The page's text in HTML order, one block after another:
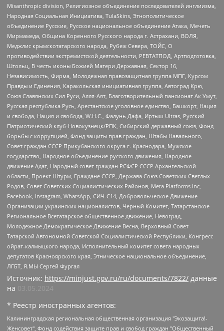
Misanthropic division, Религиозное объединение последователей инглиизма,
Народная Социальная Инициатива, TulaSkins, Этнополитическое
объединение Русские, Русское национальное объединение Атака, Мечеть
Мирмамеда, Община Коренного Русского народа г. Астрахани, ВОЛЯ,
Меджлис крымскотатарского народа, Рубеж Севера, ТОЙС, О
противодействии экстремистской деятельности, РЕВТАТПОД, Артподготовка,
Штольц, В честь иконы Божией Матери Державная, Сектор 16,
Независимость, Фирма, Молодежная правозащитная группа МПГ, Курсом
Правды и Единения, Каракольская инициативная группа, Автоград Крю,
Союз Славянских Сил Руси, Алля-Аят, Благотворительный пансионат Ак Умут,
Русская республика Русь, Арестантское уголовное единство, Башкорт, Нация
и свобода, Нация и свобода, W.H.С., Фалунь Дафа, Иртыш Ultras, Русский
Патриотический клуб-Новокузнецк/РПК, Сибирский державный союз, Фонд
борьбы с коррупцией, Фонд защиты прав граждан, Штабы Навального,
Совет граждан СССР Прикубанского округа г. Краснодара, Мужское
государство, Народное объединение русского движения, Народное
движение Адат, Народный совет граждан РСФСР СССР Архангельской
области, Проект Штурм, Граждане СССР, Держава Союз Советских Светлых
Родов, Совет Советских Социалистических Районов, Meta Platforms Inc,
Facebook, Instagram, WhatsApp, СИЧ-С14, Добровольческое Движение
Организации украинских националистов, Черный Комитет, Татарстанское
Региональное Всетатарское общественное движение, Невоград,
Молодежное Демократическое Движение Весна, Верховный Совет
Татарской Автономной Советской Социалистической Республики, Конгресс
ойрат-калмыцкого народа, Исполнительный комитет совета народных
депутатов Красноярского края, Этническое национальное объединение,
ЛГБТ, Я.МЫ Сергей Фургал
Источник: https://minjust.gov.ru/ru/documents/7822/ данные
на 03.05.2024
* Реестр иностранных агентов:
Калининградская региональная общественная организация "Экозащита!-Женсовет", Фонд содействия защите прав и свобод граждан "Общественный вердикт", Фонд "Институт Развития Свободы Информации", Частное учреждение "Информационное агентство МЕМО. РУ", Региональная общественная организация "Общественная комиссия по сохранению наследия академика Сахарова", Фонд поддержки свободы прессы, Санкт-Петербургская общественная правозащитная организация "Гражданский контроль", Межрегиональная общественная организация "Информационно-просветительский центр "Мемориал", Региональный Фонд "Центр Защиты Прав Средств Массовой Информации", с 05.12.2023 Фонд "Центр Защиты Прав Средств массовой информации", Региональная общественная благотворительная организация помощи беженцам и мигрантам "Гражданское содействие", Негосударственное образовательное учреждение дополнительного профессионального образования (повышение квалификации) специалистов "АКАДЕМИЯ ПО ПРАВАМ ЧЕЛОВЕКА", Свердловская региональная общественная организация "Сутяжник", Автономная некоммерческая организация "Центр независимых социологических исследований", Союз общественных объединений "Российский исследовательский центр по правам человека", Региональное общественное учреждение научно-информационный центр "МЕМОРИАЛ", Некоммерческая организация "Фонд защиты гласности", Автономная некоммерческая организация "Институт прав человека", Городская общественная организация "Екатеринбургское общество "МЕМОРИАЛ", Городская общественная организация "Рязанское историко-просветительское и правозащитное общество "Мемориал" (Рязанский Мемориал), Челябинский региональный орган общественной самодеятельности – женское общественное объединение "Женщины Евразии", Челябинский региональный орган общественной самодеятельности "Уральская правозащитная группа", Фонд содействия защите здоровья и социальной справедливости имени Андрея Рылькова, Автономная Некоммерческая Организация "Аналитический Центр Юрия Левады", Автономная некоммерческая организация социальной поддержки населения "Проект Апрель", Региональная общественная организация помощи женщинам и детям, находящимся в кризисной ситуации "Информационно-методический центр "Анна", Фонд содействия развитию массовых коммуникаций и правовому просвещению "Так-так-Так", Фонд содействия устойчивому развитию "Серебряная тайга", Свердловский региональный общественный фонд социальных проектов "Новое время", "Idel.Реалии", Кавказ.Реалии, Крым.Реалии, Телеканал Настоящее Время, Татаро-башкирская служба Радио Свобода (Azatliq Radiosi), Радио Свободная Европа/Радио Свобода (PCE/PC), "Сибирь.Реалии", "Фактограф", Благотворительный фонд помощи осужденным и их семьям, Автономная некоммерческая организация "Институт глобализации и социальных движений", Фонд "В защиту прав заключенных", Частное учреждение "Центр поддержки и содействия развитию средств массовой информации", Пензенский региональный общественный благотворительный фонд "Гражданский союз", "Север.Реалии", Некоммерческая организация Фонд "Правовая инициатива", Общество с ограниченной ответственностью "Радио Свободная Европа/Радио Свобода", Чешское информационное агентство "MEDIUM-ORIENT", Красноярская региональная общественная организация "Мы против СПИДа", Камалягин Денис Николаевич, Маркелов Сергей Евгеньевич, Пономарев Лев Александрович, Савицкая Людмила Алексеевна, Автономная некоммерческая организация "Центр по работе с проблемой насилия "НАСИЛИЮ.НЕТ", Межрегиональный профессиональный союз работников здравоохранения "Альянс врачей", Юридическое лицо, зарегистрированное в Латвийской Республике, SIA "Medusa Project" (регистрационный номер 40103797863, дата регистрации 10.06.2014), Некоммерческая организация "Фонд по борьбе с коррупцией", Автономная некоммерческая организация "Институт права и публичной политики", Баданин Роман Сергеевич, Гликин Максим Александрович, Железнова Мария Михайловна, Лукьянова Юлия Сергеевна, Маетная Елизавета Витальевна, Маняхин Петр Борисович, Чуракова Ольга Владимировна, Ярош Юлия Петровна, Юридическое лицо "The Insider SIA", зарегистрированное в Риге, Латвийская Республика (дата регистрации 26.06.2015), являющееся администратором доменного имени интернет-издания "The Insider SIA", https://theins.ru, Постернак Алексей Евгеньевич, Рубин Михаил Аркадьевич, Анин Роман Александрович, Юридическое лицо Istories fonds, зарегистрированное в Латвийской Республике (регистрационный номер 50008295751, дата регистрации 24.02.2020), Великовский Дмитрий Александрович, Долинина Ирина Николаевна, Мароховская Алеся Алексеевна, Шлейнов Роман Юрьевич, Шмагун Олеся Валентиновна, Общество с ограниченной ответственностью "Альтаир 2021", Общество с ограниченной ответственностью "Вега 2021", Общество с ограниченной ответственностью "Главный редактор 2021", Общество с ограниченной ответственностью "Ромашки монолит", Важенков Артем Валерьевич, Ивановская областная общественная организация "Центр гендерных исследований", Гурман Юрий Альбертович, Медиапроект "ОВД-Инфо", Егоров Владимир Владимирович, Жилинский Владимир Александрович, Общество с ограниченной ответственностью "ЗП", Иванова София Юрьевна, Карезина Инна Павловна, Кильтау Екатерина Викторовна, Петров Алексей Викторович, Пискунов Сергей Евгеньевич, Смирнов Сергей Сергеевич, Тихонов Михаил Сергеевич, Общество с ограниченной ответственностью "ЖУРНАЛИСТ-ИНОСТРАННЫЙ АГЕНТ", Арапова Галина Юрьевна, Вольтская Татьяна Анатольевна, Американская компания "Mason G.E.S. Anonymous Foundation" (США), являющаяся владельцем интернет-издания https://mnews.world/, Компания "Stichting Bellingcat", зарегистрированная в Нидерландах (дата регистрации 11.07.2018), Захаров Андрей Вячеславович, Клепиковская Екатерина Дмитриевна, Общество с ограниченной ответственностью "МЕМО", Перл Роман Александрович, Симонов Евгений Алексеевич, Соловьева Елена Анатольевна, Сотников Даниил Владимирович, Сурначева Елизавета Дмитриевна, Автономная некоммерческая организация по защите прав человека и информированию населения "Якутия – Наше Мнение", Общество с ограниченной ответственностью "Москоу диджитал медиа", с 26.01.2023 Общество с ограниченной ответственностью "Чайка Белые сады", Ветошкина Валерия Валерьевна, Заговора Максим Александрович, Межрегиональное общественное движение "Российская ЛГБТ - сеть", Оленичев Максим Владимирович, Павлов Иван Юрьевич, Скворцова Елена Сергеевна, Общество с ограниченной ответственностью "Как бы инагент", Кочетков Игорь Викторович, Общество с ограниченной ответственностью "Честные выборы", Еланчик Олег Александрович, Общество с ограниченной ответственностью "Нобелевский призыв", Гималова Регина Эмилевна, Григорьев Андрей Валерьевич, Григорьева Алина Александровна, Ассоциация по содействию защите прав призывников, альтернативнослужащих и военнослужащих "Правозащитная группа "Гражданин.Армия.Право", Хисамова Регина Фаритовна, Автономная некоммерческая организация по реализации социально-правовых программ "Лилит", Дальневосточное общественное движение "Маяк", Санкт-Петербургская ЛГБТ-инициативная группа "Выход", Инициативная группа ЛГБТ+ "Реверс", Алексеев Андрей Викторович, Бекбулатова Таисия Львовна, Беляев Иван Михайлович, Владыкина Елена Сергеевна, Гельман Марат Александрович, Никульшина Вероника Юрьевна, Толоконникова Надежда Андреевна, Шендерович Виктор Анатольевич, Общество с ограниченной ответственностью "Данное сообщение", Общество с ограниченной ответственностью Издательский дом "Новая глава", Айнбиндер Александра Александровна, Московский комьюнити-центр для ЛГБТ+инициатив, Благотворительный фонд развития филантропии, Deutsche Welle (Германия, Kurt-Schumacher-Strasse 3, 53113 Bonn), Борзунова Мария Михайловна, Воробьев Виктор Викторович, Голубева Анна Львовна, Константинова Алла Михайловна, Малкова Ирина Владимировна, Мурадов Мурад Абдулгалимович, Осетинская Елизавета Николаевна, Понасенков Евгений Николаевич, Ганапольский Матвей Юрьевич, Киселев Евгений Алексеевич, Борухович Ирина Григорьевна, Дремин Иван Тимофеевич, Дубровский Дмитрий Викторович, Красноярская региональная общественная организация поддержки и развития альтернативных образовательных технологий и межкультурных коммуникаций "ИНТЕРРА", Маяковская Екатерина Алексеевна, Фейгин Марк Захарович, Филимонов Андрей Викторович, Дзугкоева Регина Николаевна, Доброхотов Роман Александрович, Дудь Юрий Александрович, Елкин Сергей Владимирович, Кругликов Кирилл Игоревич, Сабунаева Мария Леонидовна, Семенов Алексей Владимирович, Шаинян Карен Багратович, Шульман Екатерина Михайловна, Асафьев Артур Валерьевич, Вахштайн Виктор Семенович, Венедиктов Алексей Алексеевич, Лушникова Екатерина Евгеньевна, Волков Леонид Михайлович, Невзоров Александр Глебович, Пархоменко Сергей Борисович, Сироткин Ярослав Николаевич, Кара-Мурза Владимир Владимирович, Баранова Наталья Владимировна, Гозман Леонид Яковлевич, Кагарлицкий Борис Юльевич, Климарев Михаил Валерьевич, Милов Владимир Станиславович, Автономная некоммерческая организация Краснодарский центр современного искусства "Типография", Моргенштерн Алишер Тагирович, Соболь Любовь Эдуардовна, Общество с ограниченной ответственностью "ЛИЗА НОРМ", Каспаров Гарри Кимович, Ходорковский Михаил Борисович, Общество с ограниченной ответственностью "Апрельские тезисы", Данилович Ирина Брониславовна, Кашин Олег Владимирович, Петров Николай Владимирович, Пивоваров Алексей Владимирович, Соколов Михаил Владимирович, Цветкова Юлия Владимировна, Чичваркин Евгений Александрович, Комитет против пыток/Команда против пыток, Общество с ограниченной ответственностью "Первый научный", Общество с ограниченной ответственностью "Вертолет и ко", Белоцерковская Вероника Борисовна, Кац Максим Евгеньевич, Лазарева Татьяна Юрьевна, Шаведдинов Руслан Табризович, Яшин Илья Валерьевич, Общество с ограниченной ответственностью "Иноагент ААВ", Алешковский Дмитрий Петрович, Альбац Евгения Марковна, Быков Дмитрий Львович, Галямина Юлия Евгеньевна, Лойко Сергей Леонидович, Мартынов Кирилл Константинович, Медведев Сергей Александрович, Крашенинников Федор Геннадиевич, Гордеева Катерина Вл